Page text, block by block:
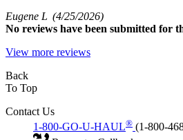
Eugene L (4/25/2026)
No reviews have been submitted for
View more reviews
Back
To Top
Contact Us
1-800-GO-U-HAUL® (1-800-